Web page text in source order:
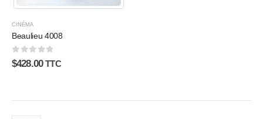
CINÉMA
Beaulieu 4008
0sur 5
$428.00 TTC